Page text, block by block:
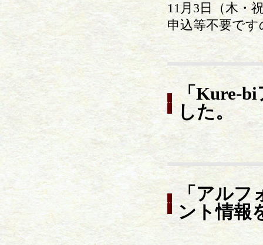
11月3日（木・
申込等不要で
「Kure-
した。
「アルフ
ント情報